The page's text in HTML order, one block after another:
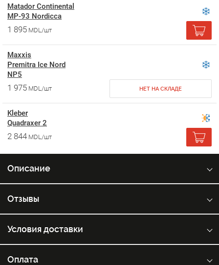
Matador Continental
MP-93 Nordicca
1 895 MDL/шт
Maxxis
Premitra Ice Nord
NP5
1 975 MDL/шт НЕТ НА СКЛАДЕ
Kleber
Quadraxer 2
2 844 MDL/шт
Описание
Отзывы
Условия доставки
Оплата